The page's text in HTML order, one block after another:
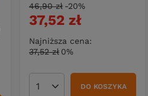
37,52 zł
Najniższa cena:
37,52 zł 0%
46,90 zł -20%
Ilość produktówDO KOSZYKA